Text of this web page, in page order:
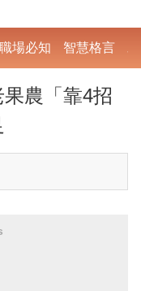
職場必知 智慧格言
農「靠4招